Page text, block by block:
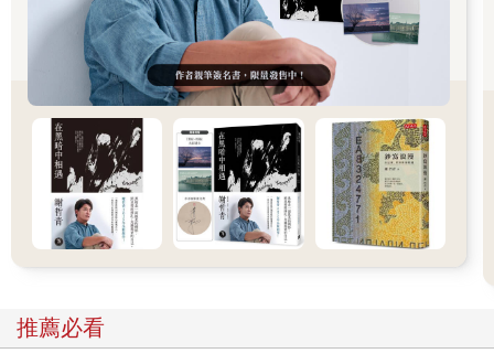
乾柴，既孤獨又快活，不曉得庫哈斯先生是否也如此。老徐長得
老，三十年前就是現在的模樣了，屬於滄桑先行的建築人。聽著
他在聊著對於建築的熱情與抱負時的那股苦行勁道，簡直就像是
嘴裡含著快蛀光的牙在吃巧克力一般，微痛並甜著。每次見到老
徐時，總會覺得眼前這位黑衣巫師好像幾個世紀沒睡似的，黑眼
圈早已像年輪一般覆蓋其歷經風霜的臉頰，顯出疲累的身形卻可
以直挺著軀幹談論他的作品。一串又一串如四射火光般的囈語在
我眼前迸開，一下子是理性的白色，隨即又浪漫如梵谷的向日
葵，然後瞬間碎裂成葛飾北齋畫裡的滔天浪花。炯炯的眼神好像
要把城市裡被無聊美學漫天撒下的大網子給畫破，每次看他仰著
頭直視上方擋住陽光那棟巨大樓房時的蒼白表情，就會讓我想到
十五度仰角的身體姿勢特別適合建築人，從西方的柯比意、萊特
到東方的安藤忠雄與伊東豊雄都曾以這個姿勢在跟他們的光交
推薦必看